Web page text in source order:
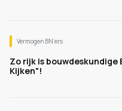
Vermogen BN’ers
Zo rijk is bouwdeskundige
Kijken"!